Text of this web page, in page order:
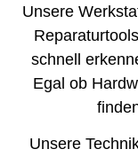
Unsere
schnell
Egal ob
Unsere